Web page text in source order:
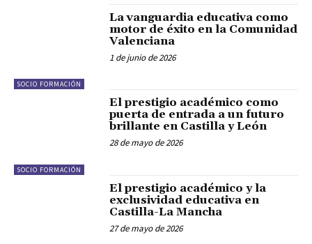
SOCIO FORMACIÓN
La vanguardia educativa como
motor de éxito en la Comunidad
Valenciana
1 de junio de 2026
SOCIO FORMACIÓN
El prestigio académico como
puerta de entrada a un futuro
brillante en Castilla y León
28 de mayo de 2026
El prestigio académico y la
exclusividad educativa en
Castilla-La Mancha
27 de mayo de 2026